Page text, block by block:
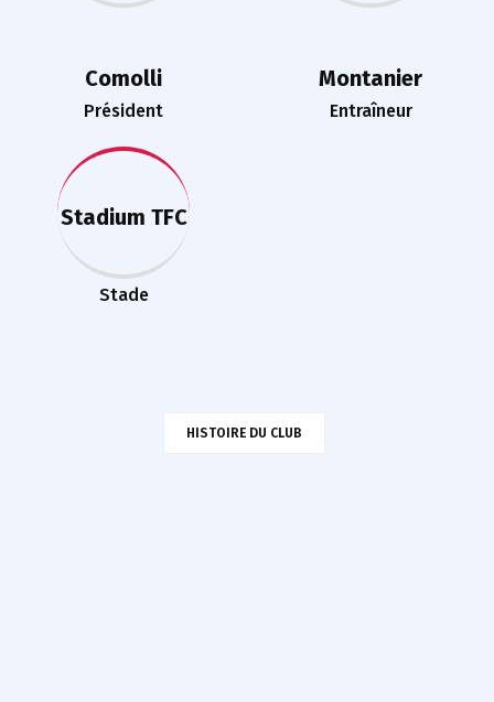
Comolli
Président
Montanier
Entraîneur
Stadium TFC
Stade
HISTOIRE DU CLUB